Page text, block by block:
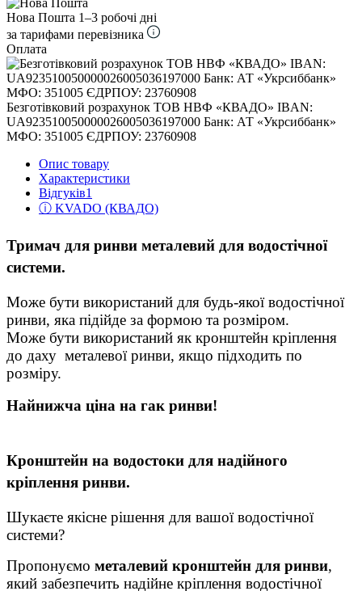
Нова Пошта 1–3 робочі дні
за тарифами перевізника
Оплата
Безготівковий розрахунок ТОВ НВФ «КВАДО» IBAN:
UA923510050000026005036197000 Банк: АТ «Укрсиббанк»
МФО: 351005 ЄДРПОУ: 23760908
Опис товару
Характеристики
Відгуків1
ⓘ KVADO (КВАДО)
Тримач для ринви металевий для водостічної
системи.
Може бути використаний для будь-якої водостічної
ринви, яка підійде за формою та розміром.
Може бути використаний як кронштейн кріплення
до даху металевої ринви, якщо підходить по
розміру.
Найнижча ціна на гак ринви!
Кронштейн на водостоки для надійного
кріплення ринви.
Шукаєте якісне рішення для вашої водостічної
системи?
Пропонуємо металевий кронштейн для ринви,
який забезпечить надійне кріплення водостічної